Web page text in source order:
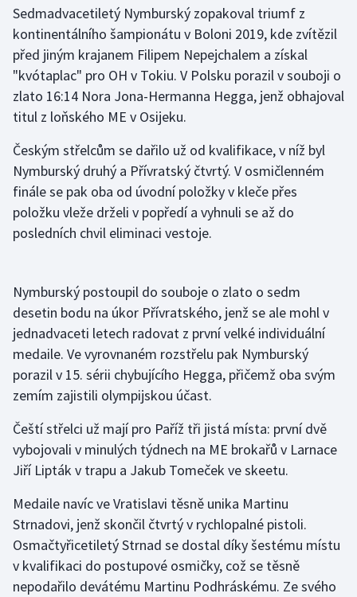
Krasobruslení
Lezení
Lyže a snowboard
Moderní pětiboj
Motorsport
Olympijské hry
Plážový volejbal
Ragby
Rychlostní kanoistika
Short track
Sportovní střelba
Stolní tenis
Sedmadvacetiletý Nymburský zopakoval triumf z
kontinentálního šampionátu v Boloni 2019, kde zvítězil
před jiným krajanem Filipem Nepejchalem a získal
"kvótaplac" pro OH v Tokiu. V Polsku porazil v souboji o
zlato 16:14 Nora Jona-Hermanna Hegga, jenž obhajoval
titul z loňského ME v Osijeku.
Českým střelcům se dařilo už od kvalifikace, v níž byl
Nymburský druhý a Přívratský čtvrtý. V osmičlenném
finále se pak oba od úvodní položky v kleče přes
položku vleže drželi v popředí a vyhnuli se až do
posledních chvil eliminaci vestoje.
Nymburský postoupil do souboje o zlato o sedm
desetin bodu na úkor Přívratského, jenž se ale mohl v
jednadvaceti letech radovat z první velké individuální
medaile. Ve vyrovnaném rozstřelu pak Nymburský
porazil v 15. sérii chybujícího Hegga, přičemž oba svým
zemím zajistili olympijskou účast.
Čeští střelci už mají pro Paříž tři jistá místa: první dvě
vybojovali v minulých týdnech na ME brokařů v Larnace
Jiří Lipták v trapu a Jakub Tomeček ve skeetu.
Medaile navíc ve Vratislavi těsně unika Martinu
Strnadovi, jenž skončil čtvrtý v rychlopalné pistoli.
Osmačtyřicetiletý Strnad se dostal díky šestému místu
v kvalifikaci do postupové osmičky, což se těsně
nepodařilo devátému Martinu Podhráskému. Ze svého